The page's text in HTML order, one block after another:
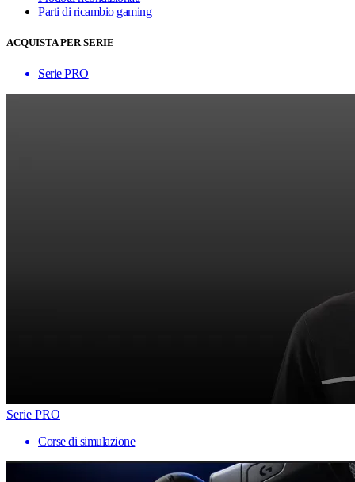
Parti di ricambio gaming
ACQUISTA PER SERIE
Serie PRO
Serie PRO
Corse di simulazione